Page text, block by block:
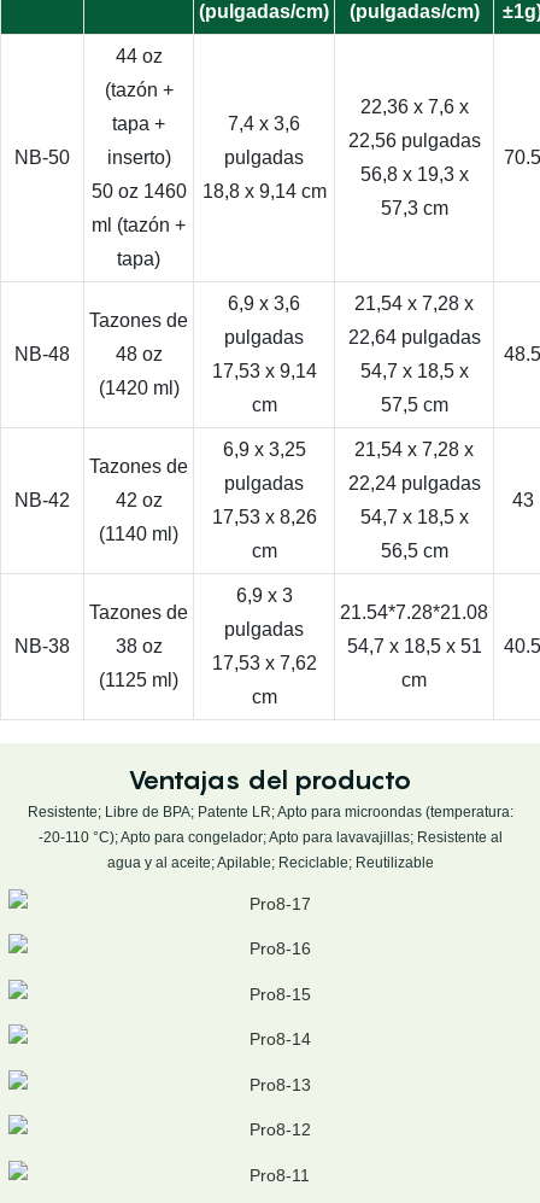
(pulgadas/cm)
(pulgadas/cm)
NB-50
44 oz
(tazón +
tapa +
inserto)
50 oz 1460
ml (tazón +
tapa)
7,4 x 3,6
pulgadas
18,8 x 9,14 cm
22,36 x 7,6 x
22,56 pulgadas
56,8 x 19,3 x
57,3 cm
70.5
NB-48
Tazones de
48 oz
(1420 ml)
6,9 x 3,6
pulgadas
17,53 x 9,14
cm
21,54 x 7,28 x
22,64 pulgadas
54,7 x 18,5 x
57,5 ​​cm
48.5
NB-42
Tazones de
42 oz
(1140 ml)
6,9 x 3,25
pulgadas
17,53 x 8,26
cm
21,54 x 7,28 x
22,24 pulgadas
54,7 x 18,5 x
56,5 cm
43
NB-38
Tazones de
38 oz
(1125 ml)
6,9 x 3
pulgadas
17,53 x 7,62
cm
21.54*7.28*21.08
54,7 x 18,5 x 51
cm
40.5
Ventajas del producto
Resistente; Libre de BPA; Patente LR; Apto para microondas (temperatura:
-20-110 °C); Apto para congelador; Apto para lavavajillas; Resistente al
agua y al aceite; Apilable; Reciclable; Reutilizable